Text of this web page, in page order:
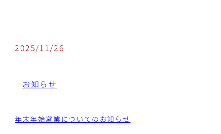
2025/11/26
お知らせ
年末年始営業についてのお知らせ